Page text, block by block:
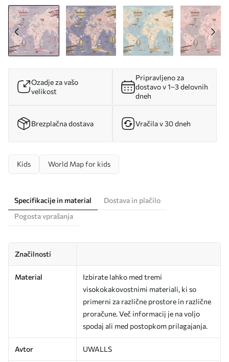
Ozadje za vašo
velikost
Pripravljeno za
dostavo v 1–3 delovnih
dneh
Brezplačna dostava Vračila v 30 dneh
Kids World Map for kids
Specifikacije in material
Dostava in plačilo
Pogosta vprašanja
Značilnosti
Material
Izbirate lahko med tremi
visokokakovostnimi materiali, ki so
primerni za različne prostore in različne
proračune. Več informacij je na voljo
spodaj ali med postopkom prilagajanja.
Avtor UWALLS